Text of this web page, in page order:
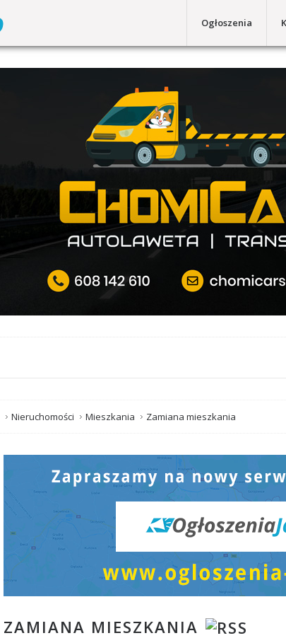
Ogłoszenia
Nieruchomości Mieszkania Zamiana mieszkania
ZAMIANA MIESZKANIA